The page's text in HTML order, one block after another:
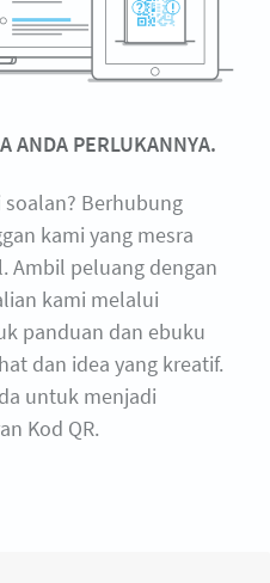
ANDA PERLUKANNYA.
Berhubung
kami yang mesra
Ambil peluang dengan
kami melalui
panduan dan ebuku
dan idea yang kreatif.
untuk menjadi
Kod QR.